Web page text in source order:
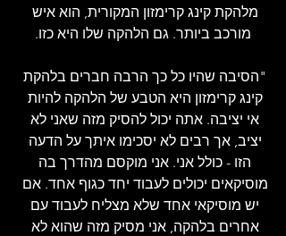
מלהקת קינג קרימזון המקורית, הוא איש
מורכב ביותר. גם הלהקה שלו היא כזו.
"הסיבה שהיו כל כך הרבה חברים בלהקת
קינג קרימזון היא הטבע של הלהקה להיות
אי יציבה. אתה יכול להסיק מזה שאני לא
יציב, אך רבים לא יסכימו איתך על הדעה
הזו - כולל אני. אני מוקסם מהדרך בה
מוסיקאים יכולים לעבוד יחד כגוף אחד. אם
יש מוסיקאי אחד שלא מצליח לעבוד עם
אחרים בלהקה, אני מסיק מזה שהוא לא